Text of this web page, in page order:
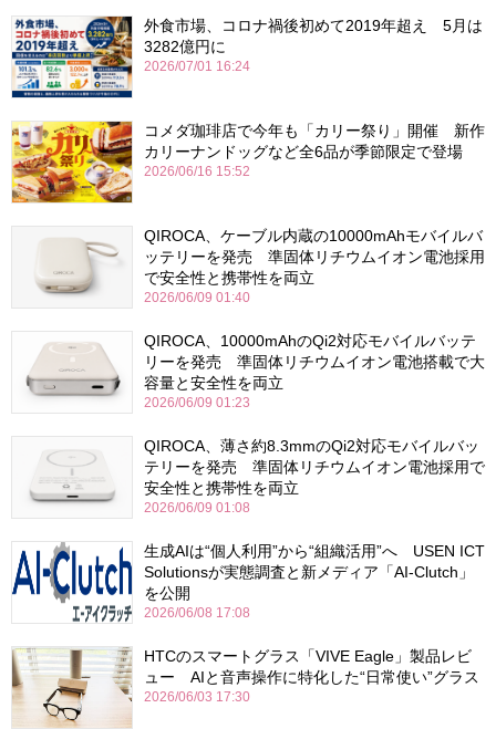
外食市場、コロナ禍後初めて2019年超え 5月は
3282億円に
2026/07/01 16:24
コメダ珈琲店で今年も「カリー祭り」開催 新作
カリーナンドッグなど全6品が季節限定で登場
2026/06/16 15:52
QIROCA、ケーブル内蔵の10000mAhモバイルバ
ッテリーを発売 準固体リチウムイオン電池採用
で安全性と携帯性を両立
2026/06/09 01:40
QIROCA、10000mAhのQi2対応モバイルバッテ
リーを発売 準固体リチウムイオン電池搭載で大
容量と安全性を両立
2026/06/09 01:23
QIROCA、薄さ約8.3mmのQi2対応モバイルバッ
テリーを発売 準固体リチウムイオン電池採用で
安全性と携帯性を両立
2026/06/09 01:08
生成AIは“個人利用”から“組織活用”へ USEN ICT
Solutionsが実態調査と新メディア「AI-Clutch」
を公開
2026/06/08 17:08
HTCのスマートグラス「VIVE Eagle」製品レビ
ュー AIと音声操作に特化した“日常使い”グラス
2026/06/03 17:30